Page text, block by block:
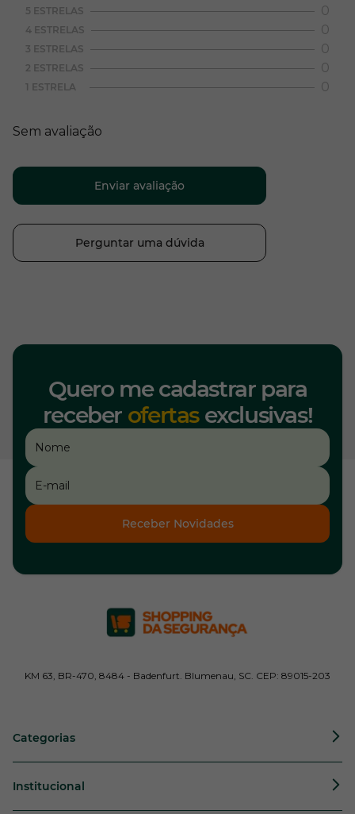
5 ESTRELAS 0
4 ESTRELAS 0
3 ESTRELAS 0
2 ESTRELAS 0
1 ESTRELA 0
Sem avaliação
Enviar avaliação
Perguntar uma dúvida
Quero me cadastrar para
receber ofertasexclusivas!
Receber Novidades
KM 63, BR-470, 8484 - Badenfurt. Blumenau, SC. CEP: 89015-203
Categorias
Institucional